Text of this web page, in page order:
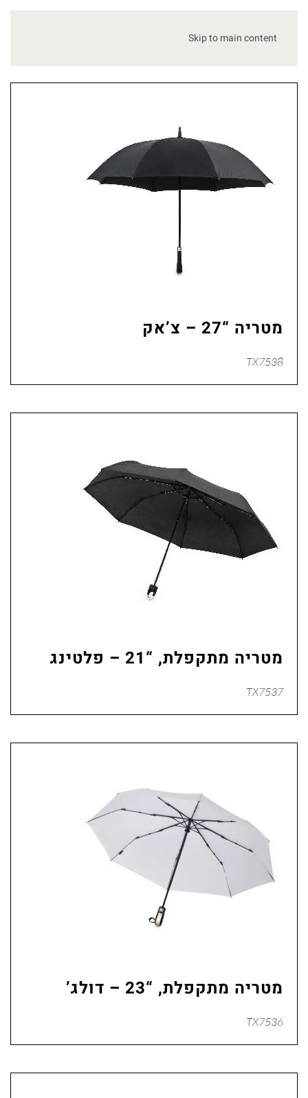
Skip to main content
מטריה “27 – צ’אק
TX7538
מטריה מתקפלת, “21 – פלטינג
TX7537
מטריה מתקפלת, “23 – דולג’
TX7536